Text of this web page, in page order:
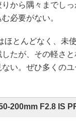
から隅々までし
必要がない。
とんどなく、未
たが、その軽さ
い。ぜひ多くの
200mm F2.8 IS